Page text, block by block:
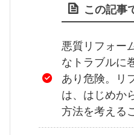
この記事
悪質リフォー
なトラブルに
あり危険。リ
は、はじめか
方法を考える